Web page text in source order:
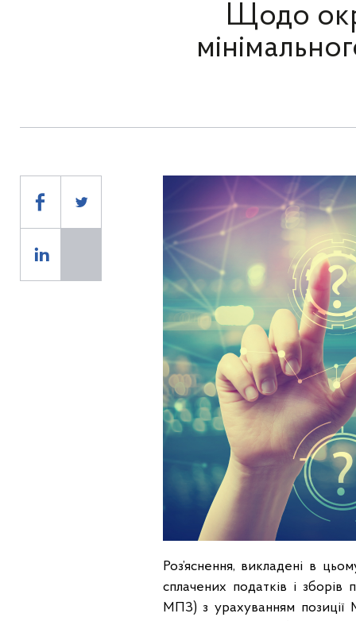
Щодо
Роз’яснення, викладені в
сплачених податків і зборів
МПЗ) з урахуванням позиції